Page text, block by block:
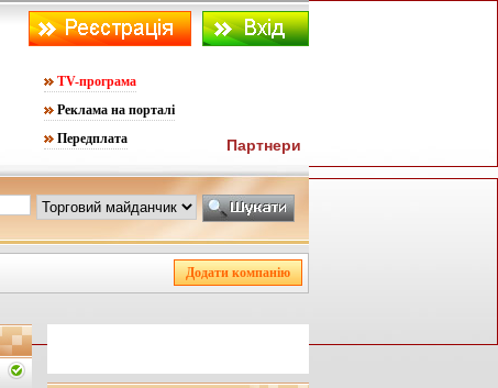
TV-програма
Реклама на порталі
Передплата
Партнери